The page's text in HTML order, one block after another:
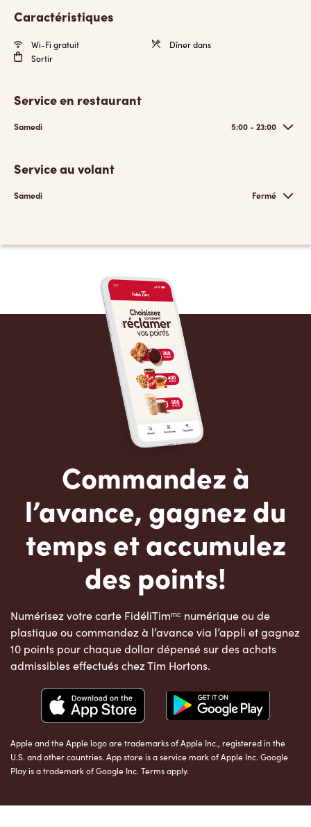
Caractéristiques
Wi-Fi gratuit
Dîner dans
Sortir
Service en restaurant
Samedi 5:00 - 23:00
Service au volant
Samedi Fermé
Commandez à
l’avance, gagnez du
temps et accumulez
des points!
Numérisez votre carte FidéliTimᵐᶜ numérique ou de
plastique ou commandez à l’avance via l’appli et gagnez
10 points pour chaque dollar dépensé sur des achats
admissibles effectués chez Tim Hortons.
Apple and the Apple logo are trademarks of Apple Inc., registered in the
U.S. and other countries. App store is a service mark of Apple Inc. Google
Play is a trademark of Google Inc. Terms apply.